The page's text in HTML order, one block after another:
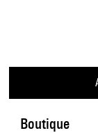
Boutique